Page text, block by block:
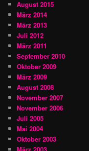
August 2015
März 2014
März 2013
Juli 2012
März 2011
September 2010
Oktober 2009
März 2009
August 2008
November 2007
November 2006
Juli 2005
Mai 2004
Oktober 2003